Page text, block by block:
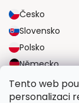
Tento web
personalizaci
Česko
Slovensko
Polsko
Německo
Velká Británie